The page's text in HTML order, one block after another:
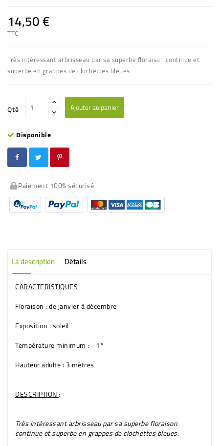
14,50 €
TTC
Très intéressant arbrisseau par sa superbe floraison continue et
superbe en grappes de clochettes bleues
Qté Ajouter au panier
Disponible
Paiement 100% sécurisé
La description Détails
CARACTERISTIQUES
Floraison : de janvier à décembre
Exposition : soleil
Température minimum : - 1°
Hauteur adulte: 3 mètres
DESCRIPTION:
Très intéressant arbrisseau par sa superbe floraison
continue et superbe en grappes de clochettes bleues.